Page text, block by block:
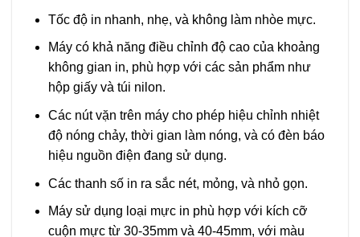
Tốc độ in nhanh, nhẹ, và không làm nhòe mực.
Máy có khả năng điều chỉnh độ cao của khoảng
không gian in, phù hợp với các sản phẩm như
hộp giấy và túi nilon.
Các nút vặn trên máy cho phép hiệu chỉnh nhiệt
độ nóng chảy, thời gian làm nóng, và có đèn báo
hiệu nguồn điện đang sử dụng.
Các thanh số in ra sắc nét, mỏng, và nhỏ gọn.
Máy sử dụng loại mực in phù hợp với kích cỡ
cuộn mực từ 30-35mm và 40-45mm, với màu